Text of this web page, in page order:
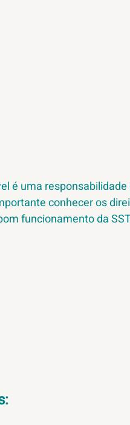
é uma
conhecer os
funcionamento da